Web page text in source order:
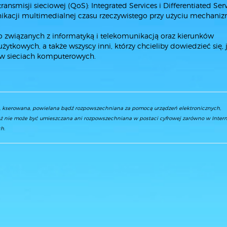
sieciowej (QoS): Integrated Services i Differentiated
multimedialnej czasu rzeczywistego przy użyciu
z informatyką i telekomunikacją oraz kierunków
a także wszyscy inni, którzy chcieliby dowiedzieć się,
sieciach komputerowych.
powielana bądź rozpowszechniana za pomocą urządzeń elektronicznych,
może być umieszczana ani rozpowszechniana w postaci cyfrowej zarówno w